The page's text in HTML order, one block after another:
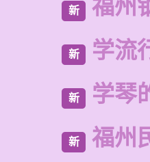
新 福州
新 学流
新 学琴
新 福州